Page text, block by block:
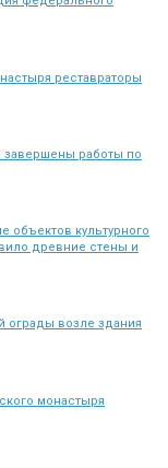
реставраторы
завершены работы по
культурного
древние стены и
ограды возле здания
монастыря